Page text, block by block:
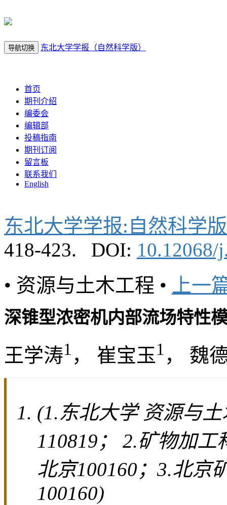
导航切换 东北大学学报（自然科学版）
首页
期刊介绍
编委会
编辑部
投稿指南
期刊订阅
留言板
联系我们
English
东北大学学报:自然科学版
418-423.
DOI: 10.12068/
• 资源与土木工程 •
上一
深锥型浓密机内部流场特性
王学涛1 ， 崔宝玉1 ， 魏
(1.东北大学 资源与
110819； 2.矿物加
北京100160；3.北京
100160)